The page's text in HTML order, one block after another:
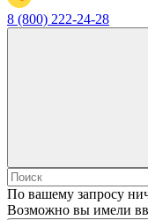
8 (800) 222-24-28
По вашему запросу
Возможно вы имели